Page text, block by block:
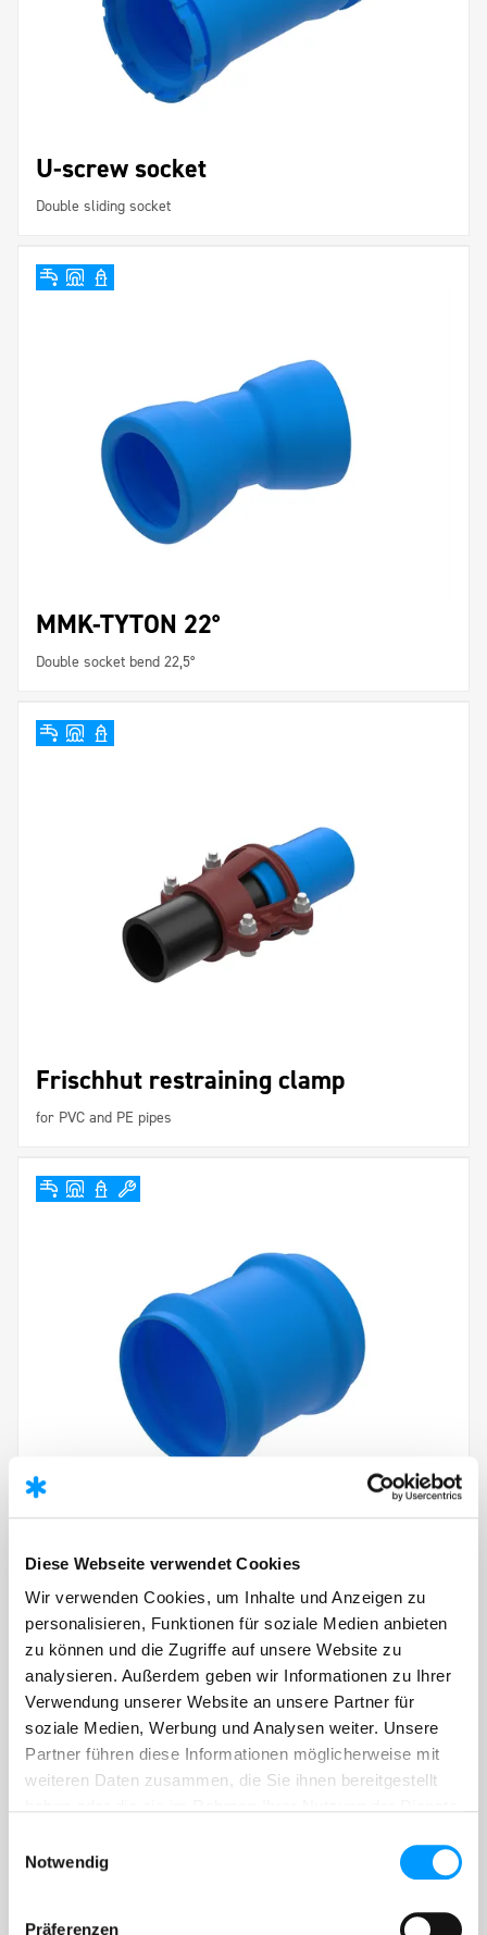
Diese Webseite verwendet Cookies
Wir verwenden Cookies, um Inhalte und Anzeigen zu
personalisieren, Funktionen für soziale Medien anbieten
zu können und die Zugriffe auf unsere Website zu
analysieren. Außerdem geben wir Informationen zu Ihrer
Verwendung unserer Website an unsere Partner für
soziale Medien, Werbung und Analysen weiter. Unsere
Partner führen diese Informationen möglicherweise mit
weiteren Daten zusammen, die Sie ihnen bereitgestellt
Notwendig
Präferenzen
U-screw socket
Double sliding socket
MMK-TYTON 22°
Double socket bend 22,5°
Frischhut restraining clamp
for PVC and PE pipes
Double sliding socket